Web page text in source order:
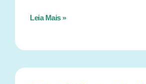
Leia Mais »